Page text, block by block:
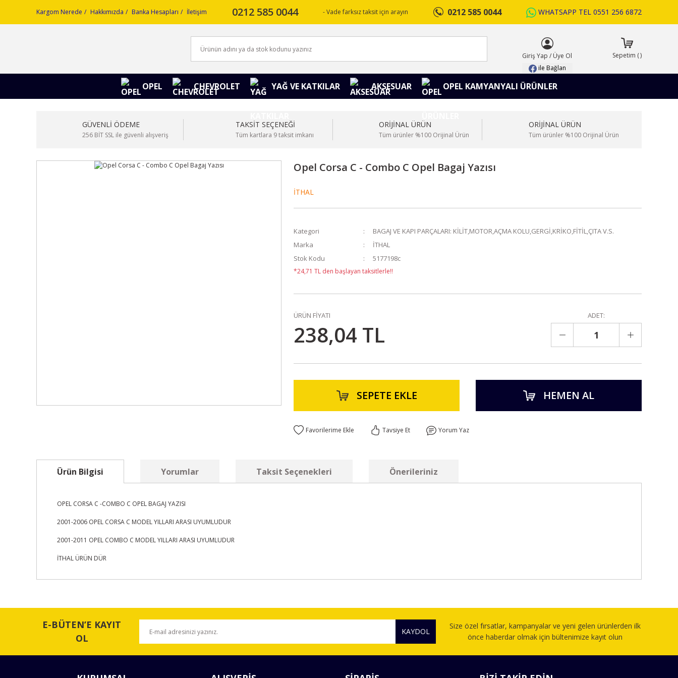
Kargom Nerede Hakkımızda Banka Hesapları İletişim 0212 585 0044 - Vade farksız taksit için arayın 0212 585 0044 WHATSAPP TEL 0551 256 6872
Giriş Yap / Üye Ol
ile Bağlan
Sepetim ()
OPEL CHEVROLET YAĞ VE KATKILAR AKSESUAR OPEL KAMYANYALI ÜRÜNLER
GÜVENLİ ÖDEME
256 BİT SSL ile güvenli alışveriş
TAKSİT SEÇENEĞİ
Tüm kartlara 9 taksit imkanı
ORİJİNAL ÜRÜN
Tüm ürünler %100 Orijinal Ürün
ORİJİNAL ÜRÜN
Tüm ürünler %100 Orijinal Ürün
Opel Corsa C - Combo C Opel Bagaj Yazısı
İTHAL
Kategori
BAGAJ VE KAPI PARÇALARI: KİLİT,MOTOR,AÇMA KOLU,GERGİ,KRİKO,FİTİL,ÇITA V.S.
Marka
İTHAL
Stok Kodu
5177198c
*24,71 TL den başlayan taksitlerle!!
ÜRÜN FİYATI
238,04 TL
ADET:
SEPETE EKLE HEMEN AL
Tavsiye Et Yorum Yaz
Ürün Bilgisi Yorumlar Taksit Seçenekleri Önerileriniz
OPEL CORSA C -COMBO C OPEL BAGAJ YAZISI
2001-2006 OPEL CORSA C MODEL YILLARI ARASI UYUMLUDUR
2001-2011 OPEL COMBO C MODEL YILLARI ARASI UYUMLUDUR
İTHAL ÜRÜN DÜR
Görüş ve önerileriniz için teşekkür ederiz.
Ürün resmi kalitesiz, bozuk veya görüntülenemiyor.
E-BÜTEN’E KAYIT
OL
KAYDOL
Size özel fırsatlar, kampanyalar ve yeni gelen ürünlerden ilk
önce haberdar olmak için bültenimize kayıt olun